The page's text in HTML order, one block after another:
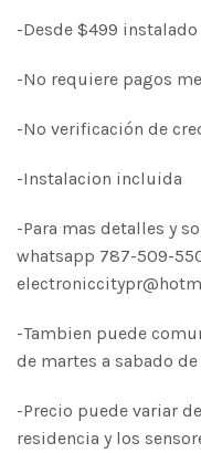
-Desde $499 instalado
-No requiere pagos
-No verificación de
-Instalacion incluida
-Para mas detalles y
whatsapp 787-509-
-Tambien puede
de martes a sabado
-Precio puede variar
residencia y los